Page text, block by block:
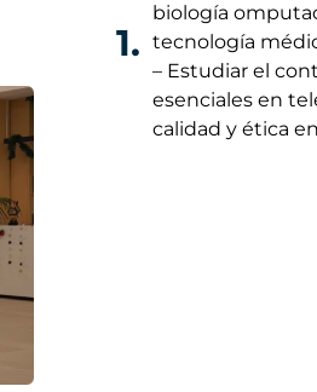
1.
biología
tecnología
– Estudiar el
esenciales en
calidad y ética